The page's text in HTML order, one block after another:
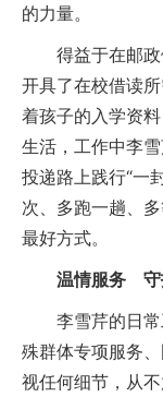
的力量。
得益于在邮政
开具了在校借读
着孩子的入学资
生活，工作中李
投递路上践行“一
次、多跑一趟、
最好方式。
温情服务 守
李雪芹的日常
殊群体专项服务
视任何细节，从